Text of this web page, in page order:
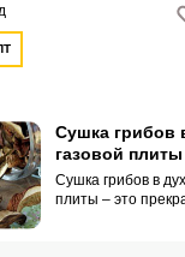
Сушка грибов
газовой плиты
Сушка грибов в
плиты – это